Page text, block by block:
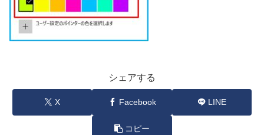
シェアする
X Facebook LINE
コピー